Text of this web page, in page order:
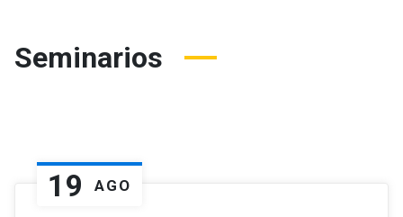
Seminarios
19 AGO